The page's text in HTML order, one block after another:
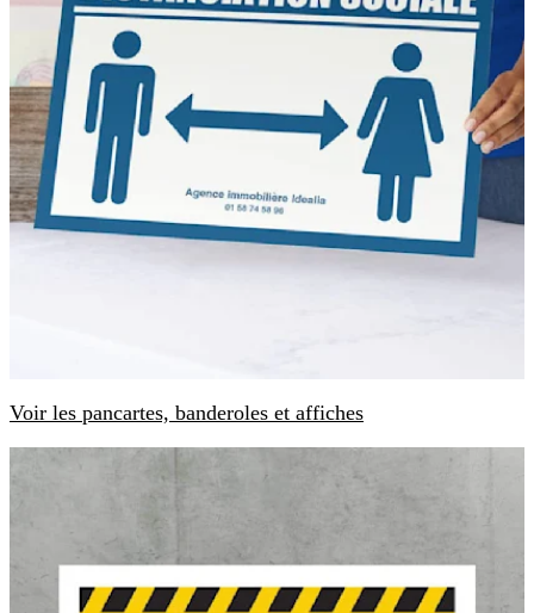
Voir les pancartes, banderoles et affiches